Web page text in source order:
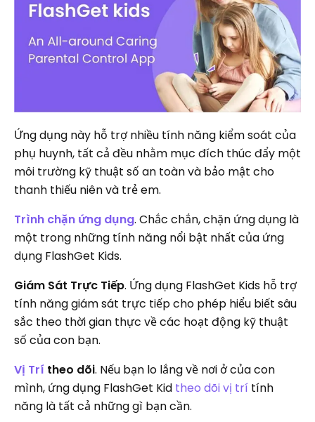
Ứng dụng này hỗ trợ nhiều tính năng kiểm soát của
phụ huynh, tất cả đều nhằm mục đích thúc đẩy một
môi trường kỹ thuật số an toàn và bảo mật cho
thanh thiếu niên và trẻ em.
Trình chặn ứng dụng. Chắc chắn, chặn ứng dụng là
một trong những tính năng nổi bật nhất của ứng
dụng FlashGet Kids.
Giám Sát Trực Tiếp. Ứng dụng FlashGet Kids hỗ trợ
tính năng giám sát trực tiếp cho phép hiểu biết sâu
sắc theo thời gian thực về các hoạt động kỹ thuật
số của con bạn.
Vị Trí theo dõi. Nếu bạn lo lắng về nơi ở của con
mình, ứng dụng FlashGet Kid theo dõi vị trí tính
năng là tất cả những gì bạn cần.